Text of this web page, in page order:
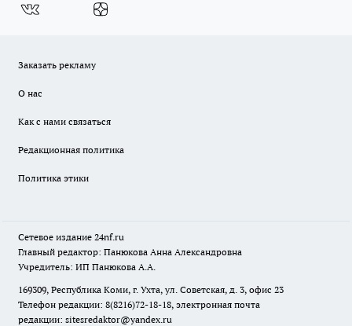
Заказать рекламу
О нас
Как с нами связаться
Редакционная политика
Политика этики
Сетевое издание 24nf.ru
Главный редактор: Панюкова Анна Александровна
Учредитель: ИП Панюкова А.А.
169309, Республика Коми, г. Ухта, ул. Советская, д. 3, офис 23
Телефон редакции: 8(8216)72-18-18, электронная почта
редакции: sitesredaktor@yandex.ru